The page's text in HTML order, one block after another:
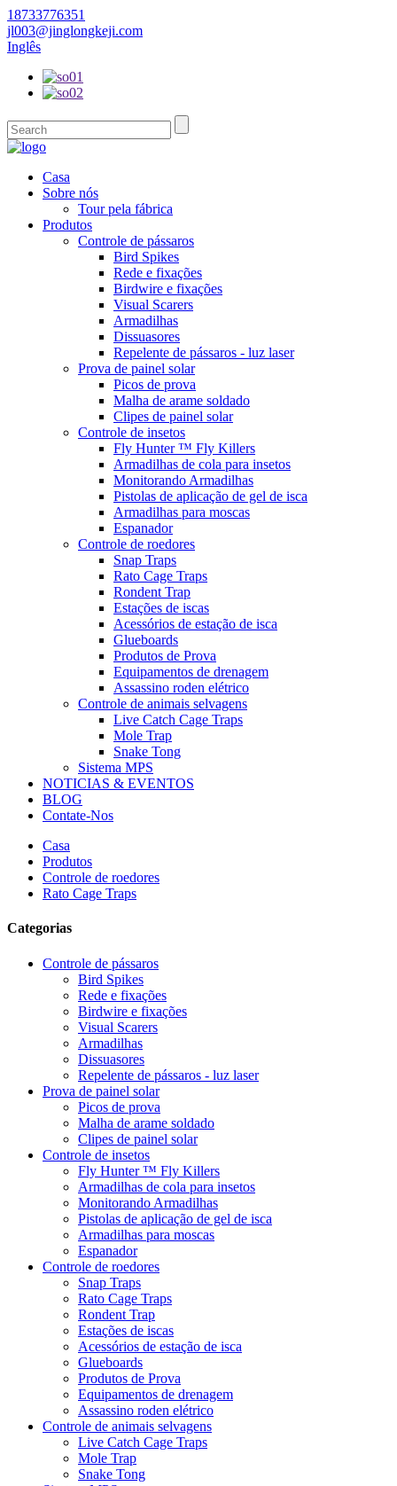
18733776351
jl003@jinglongkeji.com
Inglês
Casa
Sobre nós
Tour pela fábrica
Produtos
Controle de pássaros
Bird Spikes
Rede e fixações
Birdwire e fixações
Visual Scarers
Armadilhas
Dissuasores
Repelente de pássaros - luz laser
Prova de painel solar
Picos de prova
Malha de arame soldado
Clipes de painel solar
Controle de insetos
Fly Hunter ™ Fly Killers
Armadilhas de cola para insetos
Monitorando Armadilhas
Pistolas de aplicação de gel de isca
Armadilhas para moscas
Espanador
Controle de roedores
Snap Traps
Rato Cage Traps
Rondent Trap
Estações de iscas
Acessórios de estação de isca
Glueboards
Produtos de Prova
Equipamentos de drenagem
Assassino roden elétrico
Controle de animais selvagens
Live Catch Cage Traps
Mole Trap
Snake Tong
Sistema MPS
NOTICIAS & EVENTOS
BLOG
Contate-Nos
Casa
Produtos
Controle de roedores
Rato Cage Traps
Categorias
Controle de pássaros
Bird Spikes
Rede e fixações
Birdwire e fixações
Visual Scarers
Armadilhas
Dissuasores
Repelente de pássaros - luz laser
Prova de painel solar
Picos de prova
Malha de arame soldado
Clipes de painel solar
Controle de insetos
Fly Hunter ™ Fly Killers
Armadilhas de cola para insetos
Monitorando Armadilhas
Pistolas de aplicação de gel de isca
Armadilhas para moscas
Espanador
Controle de roedores
Snap Traps
Rato Cage Traps
Rondent Trap
Estações de iscas
Acessórios de estação de isca
Glueboards
Produtos de Prova
Equipamentos de drenagem
Assassino roden elétrico
Controle de animais selvagens
Live Catch Cage Traps
Mole Trap
Snake Tong